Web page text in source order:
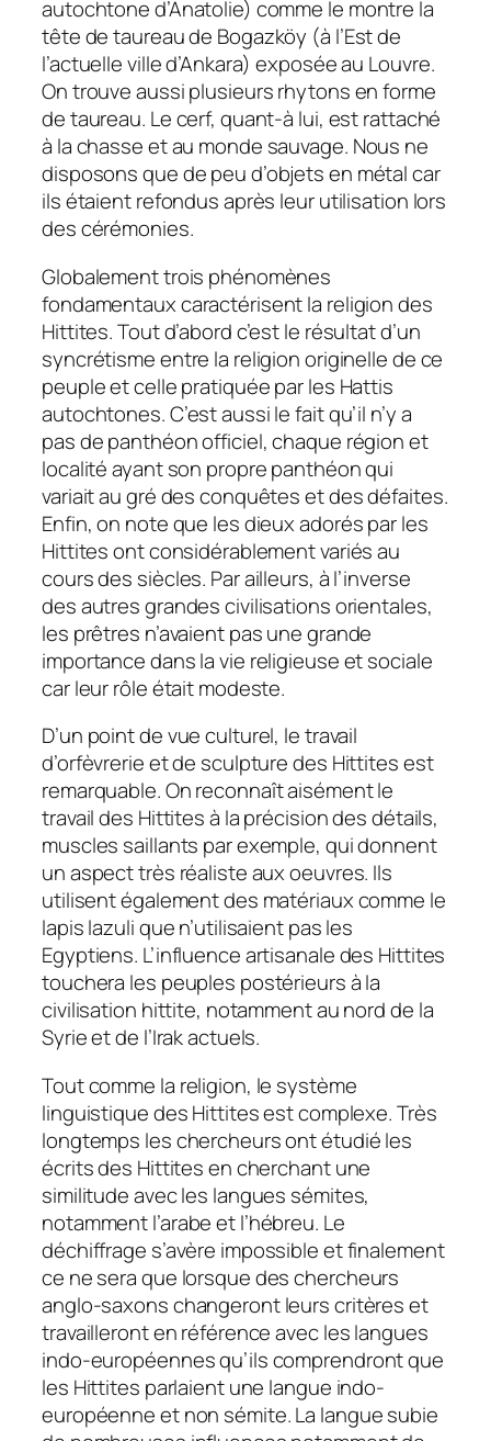
autochtone d’Anatolie) comme le montre la
tête de taureau de Bogazköy (à l’Est de
l’actuelle ville d’Ankara) exposée au Louvre.
On trouve aussi plusieurs rhytons en forme
de taureau. Le cerf, quant-à lui, est rattaché
à la chasse et au monde sauvage. Nous ne
disposons que de peu d’objets en métal car
ils étaient refondus après leur utilisation lors
des cérémonies.
Globalement trois phénomènes
fondamentaux caractérisent la religion des
Hittites. Tout d’abord c’est le résultat d’un
syncrétisme entre la religion originelle de ce
peuple et celle pratiquée par les Hattis
autochtones. C’est aussi le fait qu’il n’y a
pas de panthéon officiel, chaque région et
localité ayant son propre panthéon qui
variait au gré des conquêtes et des défaites.
Enfin, on note que les dieux adorés par les
Hittites ont considérablement variés au
cours des siècles. Par ailleurs, à l’inverse
des autres grandes civilisations orientales,
les prêtres n’avaient pas une grande
importance dans la vie religieuse et sociale
car leur rôle était modeste.
D’un point de vue culturel, le travail
d’orfèvrerie et de sculpture des Hittites est
remarquable. On reconnaît aisément le
travail des Hittites à la précision des détails,
muscles saillants par exemple, qui donnent
un aspect très réaliste aux oeuvres. Ils
utilisent également des matériaux comme le
lapis lazuli que n’utilisaient pas les
Egyptiens. L’influence artisanale des Hittites
touchera les peuples postérieurs à la
civilisation hittite, notamment au nord de la
Syrie et de l’Irak actuels.
Tout comme la religion, le système
linguistique des Hittites est complexe. Très
longtemps les chercheurs ont étudié les
écrits des Hittites en cherchant une
similitude avec les langues sémites,
notamment l’arabe et l’hébreu. Le
déchiffrage s’avère impossible et finalement
ce ne sera que lorsque des chercheurs
anglo-saxons changeront leurs critères et
travailleront en référence avec les langues
indo-européennes qu’ils comprendront que
les Hittites parlaient une langue indo-
européenne et non sémite. La langue subie